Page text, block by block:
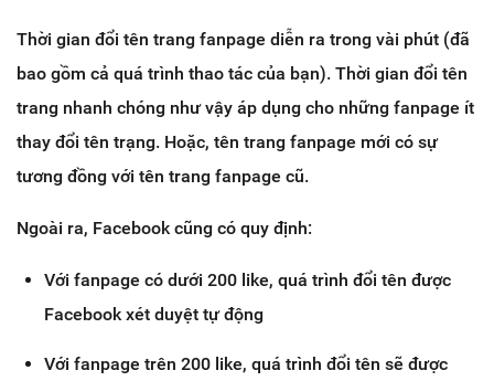
Thời gian đổi tên trang fanpage diễn ra trong vài phút (đã
bao gồm cả quá trình thao tác của bạn). Thời gian đổi tên
trang nhanh chóng như vậy áp dụng cho những fanpage ít
thay đổi tên trạng. Hoặc, tên trang fanpage mới có sự
tương đồng với tên trang fanpage cũ.
Ngoài ra, Facebook cũng có quy định:
Với fanpage có dưới 200 like, quá trình đổi tên được
Facebook xét duyệt tự động
Với fanpage trên 200 like, quá trình đổi tên sẽ được